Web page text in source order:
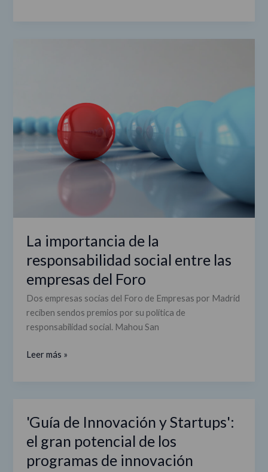
La importancia de la
responsabilidad social entre las
empresas del Foro
Dos empresas socias del Foro de Empresas por Madrid
reciben sendos premios por su política de
responsabilidad social. Mahou San
responsabilidad
social
entre
Leer más »
'Guía de Innovación y Startups':
el gran potencial de los
programas de innovación
'Guía
Innovación
y